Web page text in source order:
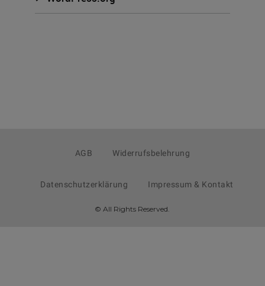
AGB Widerrufsbelehrung
Datenschutzerklärung Impressum & Kontakt
© All Rights Reserved.